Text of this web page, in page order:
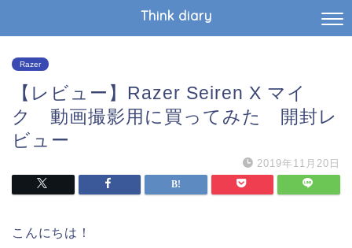
Think diary
Razer
【レビュー】Razer Seiren X マイ
ク 動画撮影用に買ってみた 開封レ
ビュー
2019年11月20日
こんにちは！